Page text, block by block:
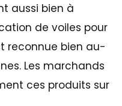
aussi bien à
de voiles pour
reconnue bien au-
Les marchands
ces produits sur